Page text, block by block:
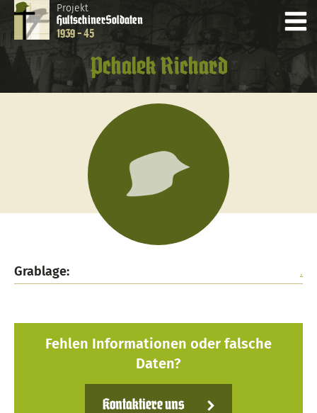
Projekt
HultschinerSoldaten
1939 - 45
Pchalek Richard
Grablage: .
Fehlen Informationen oder falsche
Daten?
Kontaktiere uns